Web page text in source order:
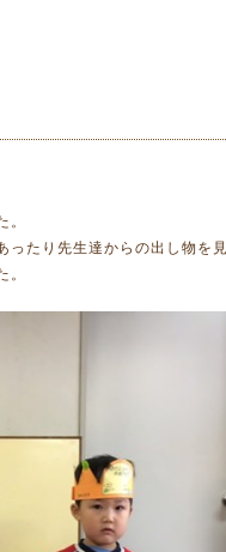
。
たり先生達からの出し物を
。